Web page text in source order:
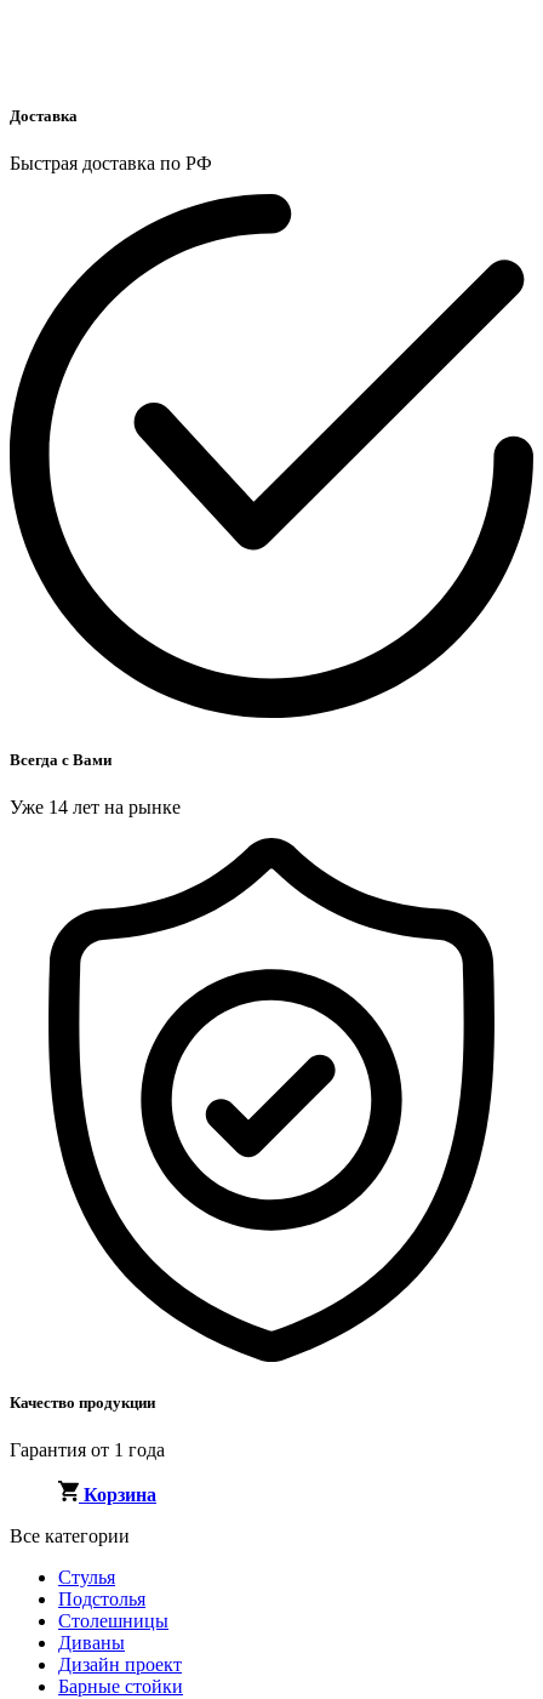
Доставка
Быстрая доставка по РФ
Всегда с Вами
Уже 14 лет на рынке
Качество продукции
Гарантия от 1 года
Корзина
Все категории
Стулья
Подстолья
Столешницы
Диваны
Дизайн проект
Барные стойки